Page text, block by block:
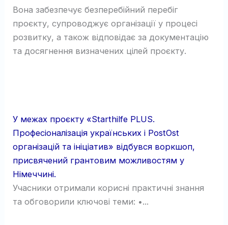
Вона забезпечує безперебійний перебіг
проєкту, супроводжує організації у процесі
розвитку, а також відповідає за документацію
та досягнення визначених цілей проєкту.
У межах проєкту «Starthilfe PLUS.
Професіоналізація українських і PostOst
організацій та ініціатив» відбувся воркшоп,
присвячений грантовим можливостям у
Німеччині.
Учасники отримали корисні практичні знання
та обговорили ключові теми: •...